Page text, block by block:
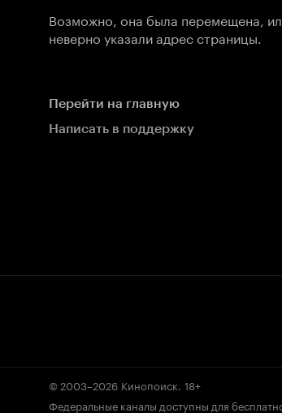
Возможно, она была перемещена,
неверно указали адрес страницы.
Перейти на главную
Написать в поддержку
© 2003–2026 Кинопоиск. 18+
Федеральные каналы доступны для